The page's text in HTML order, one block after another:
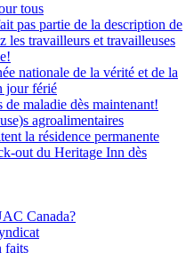
tous
pas partie de la description de
les travailleurs et travailleuses
nationale de la vérité et de la
jour férié
de maladie dès maintenant!
agroalimentaires
la résidence permanente
out du Heritage Inn dès
Canada?
faits